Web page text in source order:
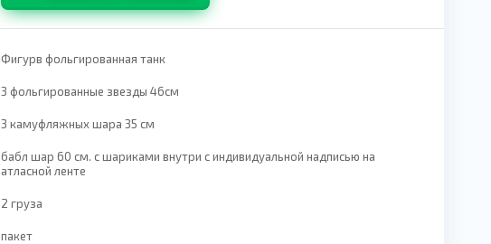
Фигурв фольгированная танк
3 фольгированные звезды 46см
3 камуфляжных шара 35 см
бабл шар 60 см. с шариками внутри с индивидуальной надписью на
атласной ленте
2 груза
пакет